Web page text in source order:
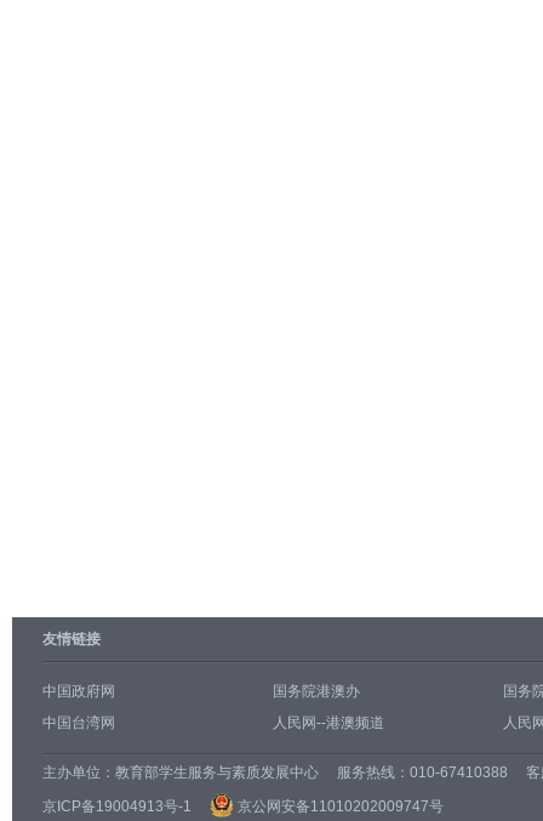
友情链接
中国政府网 国务院港澳办
国务
中国台湾网
人民网--港澳频道 人民
主办单位： 教育部学生服务与素质发展中心 服务热线：010-67410388 客
京ICP备19004913号-1
京公网安备11010202009747号